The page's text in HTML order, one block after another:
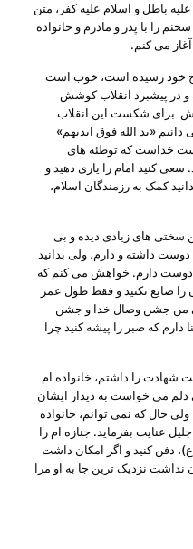
باطل و اسلام علیه کفر، متن
را با پدر و مادرم و خانواده
می کنم.
خود رسیده است، خوب است
در پیشبرد انقلاب کوشش
برای شکست این انقلاب
«ید الله فوق ایدیهم»
خداست که توطئه های
کنید امام را یاری دهید و
کمک به رزمندگان اسلام،
سختی های زیادی دیده و بی
داشته و دارم، ولی بدانید
دوست دارم. خواهش می کنم که
را ضایع نکنید و فقط طول عمر
من جشن وصال خدا و جشن
دارم که صبر را پیشه کنید چرا
شهادت را داشتم، خانواده ام
دلم می خواست به دیدار ایشان
ولی حال که نمی توانم، خانواده
عنایت بفرماید. جنازه ام را
دفن کنید و اگر امکان داشت
نداشت نزدیک ترین جا به او مرا